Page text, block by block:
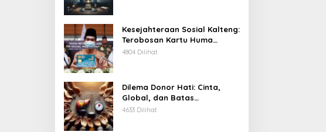
Kesejahteraan Sosial Kalteng:
Terobosan Kartu Huma
Betang
4804 Dilihat
Dilema Donor Hati: Cinta,
Global, dan Batas
Pengorbanan
4633 Dilihat